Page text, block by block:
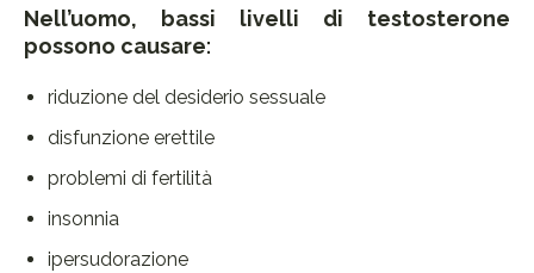
Nell’uomo, bassi livelli di testosterone
possono causare:
riduzione del desiderio sessuale
disfunzione erettile
problemi di fertilità
insonnia
ipersudorazione